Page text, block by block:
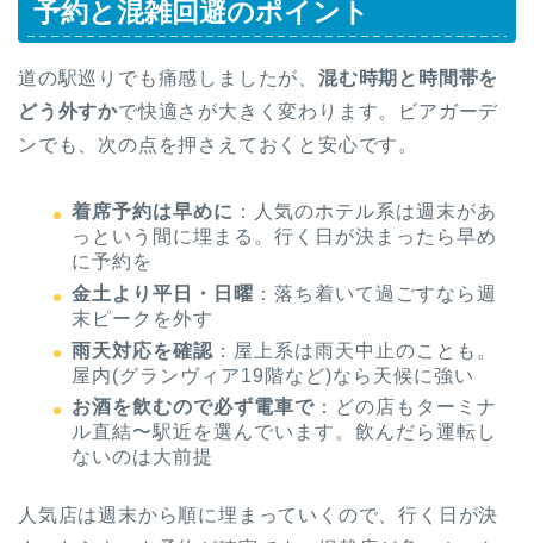
予約と混雑回避のポイント
道の駅巡りでも痛感しましたが、 混む時期と時間帯を
どう外すかで快適さが大きく変わります。ビアガーデ
ンでも、次の点を押さえておくと安心です。
着席予約は早めに ：人気のホテル系は週末があ
っという間に埋まる。行く日が決まったら早め
に予約を
金土より平日・日曜 ：落ち着いて過ごすなら週
末ピークを外す
雨天対応を確認 ：屋上系は雨天中止のことも。
屋内(グランヴィア19階など)なら天候に強い
お酒を飲むので必ず電車で ：どの店もターミナ
ル直結〜駅近を選んでいます。飲んだら運転し
ないのは大前提
人気店は週末から順に埋まっていくので、行く日が決